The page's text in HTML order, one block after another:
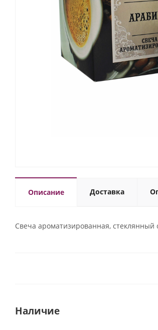
Описание Доставка
Свеча ароматизированная, стеклянный
Наличие